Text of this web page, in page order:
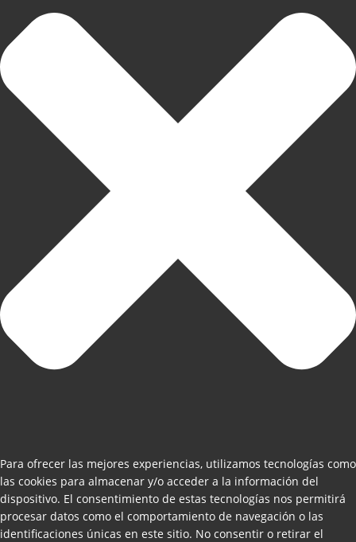
Para ofrecer las mejores experiencias, utilizamos tecnologías como
las cookies para almacenar y/o acceder a la información del
dispositivo. El consentimiento de estas tecnologías nos permitirá
procesar datos como el comportamiento de navegación o las
identificaciones únicas en este sitio. No consentir o retirar el